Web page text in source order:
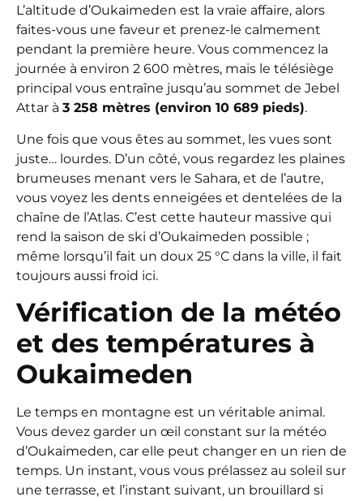
L’altitude d’Oukaimeden est la vraie affaire, alors
faites-vous une faveur et prenez-le calmement
pendant la première heure. Vous commencez la
journée à environ 2 600 mètres, mais le télésiège
principal vous entraîne jusqu’au sommet de Jebel
Attar à 3 258 mètres (environ 10 689 pieds).
Une fois que vous êtes au sommet, les vues sont
juste… lourdes. D’un côté, vous regardez les plaines
brumeuses menant vers le Sahara, et de l’autre,
vous voyez les dents enneigées et dentelées de la
chaîne de l’Atlas. C’est cette hauteur massive qui
rend la saison de ski d’Oukaimeden possible ;
même lorsqu’il fait un doux 25 °C dans la ville, il fait
toujours aussi froid ici.
Vérification de la météo
et des températures à
Oukaimeden
Le temps en montagne est un véritable animal.
Vous devez garder un œil constant sur la météo
d’Oukaimeden, car elle peut changer en un rien de
temps. Un instant, vous vous prélassez au soleil sur
une terrasse, et l’instant suivant, un brouillard si